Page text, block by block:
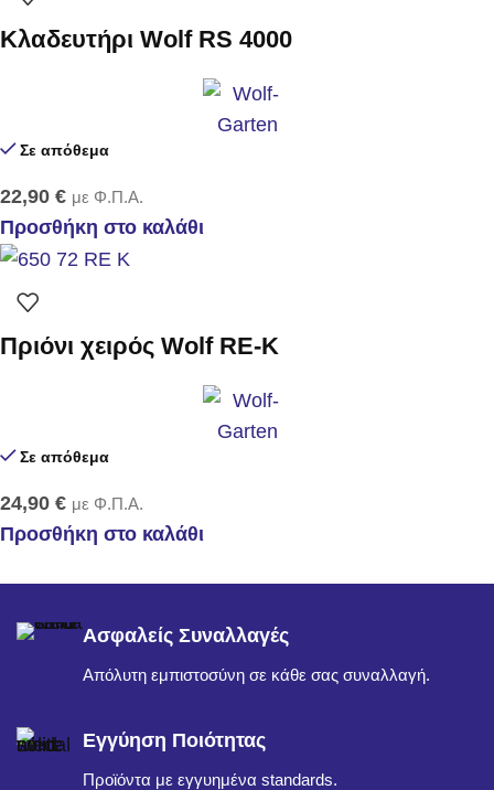
Κλαδευτήρι Wolf RS 4000
Σε απόθεμα
22,90 € με Φ.Π.Α.
Προσθήκη στο καλάθι
Πριόνι χειρός Wolf RE-K
Σε απόθεμα
24,90 € με Φ.Π.Α.
Προσθήκη στο καλάθι
Ασφαλείς Συναλλαγές
Απόλυτη εμπιστοσύνη σε κάθε σας συναλλαγή.
Εγγύηση Ποιότητας
Προϊόντα με εγγυημένα standards.